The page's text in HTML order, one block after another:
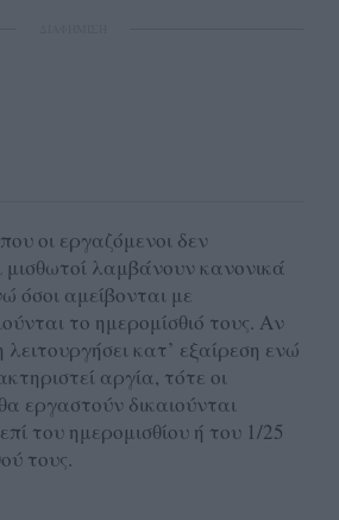
οι εργαζόμενοι δεν
λαμβάνουν κανονικά
όσοι αμείβονται με
το ημερομίσθιό τους. Αν
λειτουργήσει κατ’ εξαίρεση ενώ
αργία, τότε οι
εργαστούν δικαιούνται
του ημερομισθίου ή του 1/25
τους.